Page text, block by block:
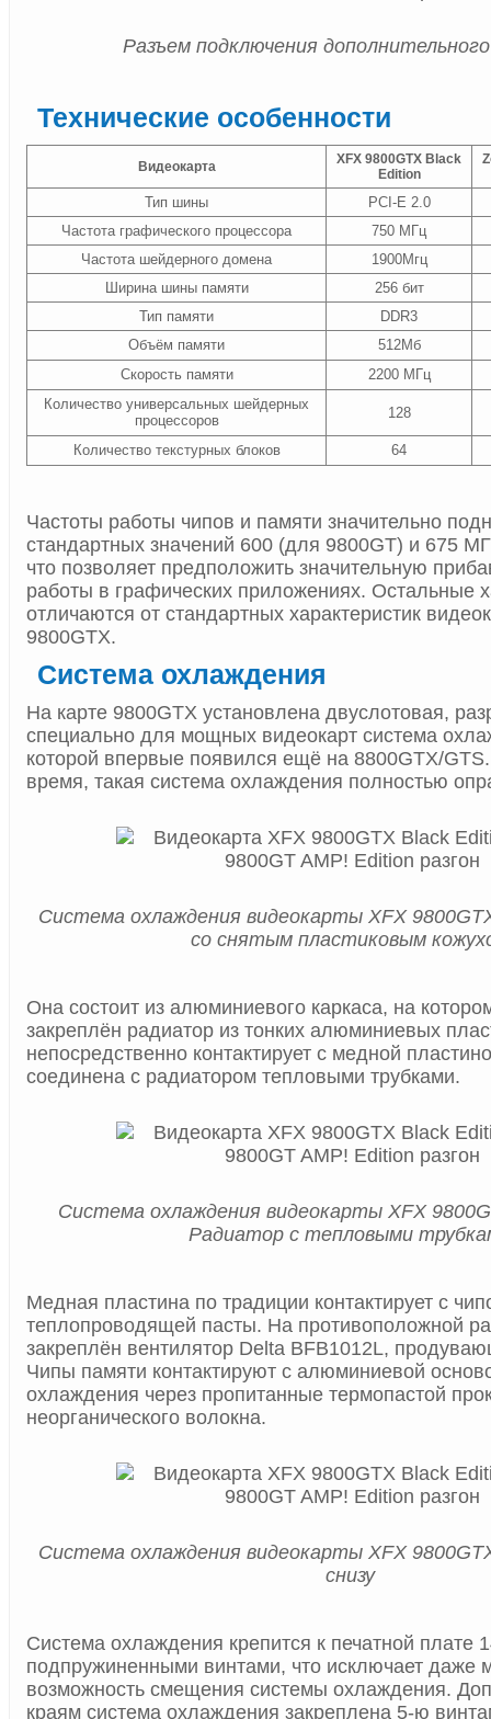
Разъем подключения
Технические особенности
Видеокарта
XFX 9800GTX Black
Edition
Тип шины
PCI-E 2.0
Частота графического процессора
750 МГц
Частота шейдерного домена
1900Мгц
Ширина шины памяти
256 бит
Тип памяти
DDR3
Объём памяти
512Мб
Скорость памяти
2200 МГц
Количество универсальных шейдерных
процессоров
128
Количество текстурных блоков 64
Частоты работы чипов и памяти значительно
стандартных значений 600 (для 9800GT) и 675
что позволяет предположить значительную
работы в графических приложениях. Остальные
отличаются от стандартных характеристик
9800GTX.
Система охлаждения
На карте 9800GTX установлена двуслотовая,
специально для мощных видеокарт система
которой впервые появился ещё на 8800GTX/
время, такая система охлаждения полностью
Система охлаждения видеокарты XFX
со снятым пластиковым
Она состоит из алюминиевого каркаса, на
закреплён радиатор из тонких алюминиевых
непосредственно контактирует с медной
соединена с радиатором тепловыми трубками.
Система охлаждения видеокарты XFX
Радиатор с тепловыми
Медная пластина по традиции контактирует с
теплопроводящей пасты. На противоположной
закреплён вентилятор Delta BFB1012L,
Чипы памяти контактируют с алюминиевой
охлаждения через пропитанные термопастой
неорганического волокна.
Система охлаждения видеокарты XFX
снизу
Система охлаждения крепится к печатной плате
подпружиненными винтами, что исключает даже
возможность смещения системы охлаждения.
краям система охлаждения закреплена 5-ю